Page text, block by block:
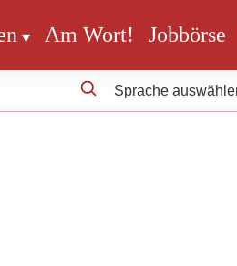
Am Wort! Jobbörse
Sprache